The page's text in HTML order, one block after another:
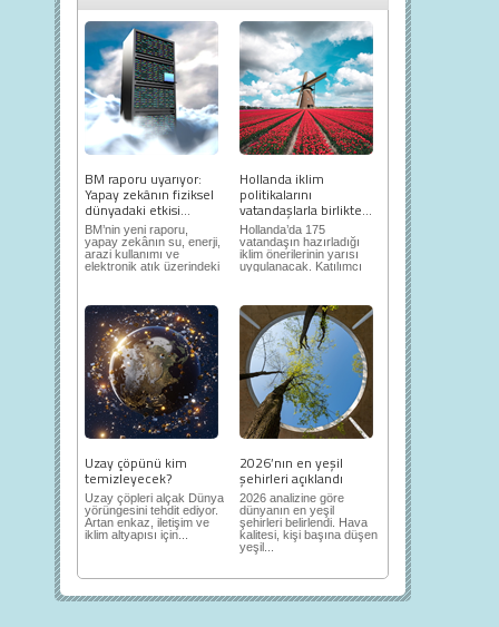
BM raporu uyarıyor:
Yapay zekânın fiziksel
dünyadaki etkisi...
BM’nin yeni raporu,
yapay zekânın su, enerji,
arazi kullanımı ve
elektronik atık üzerindeki
Hollanda iklim
politikalarını
vatandaşlarla birlikte...
Hollanda’da 175
vatandaşın hazırladığı
iklim önerilerinin yarısı
uygulanacak. Katılımcı
Uzay çöpünü kim
temizleyecek?
Uzay çöpleri alçak Dünya
yörüngesini tehdit ediyor.
Artan enkaz, iletişim ve
iklim altyapısı için...
2026’nın en yeşil
şehirleri açıklandı
2026 analizine göre
dünyanın en yeşil
şehirleri belirlendi. Hava
kalitesi, kişi başına düşen
yeşil...